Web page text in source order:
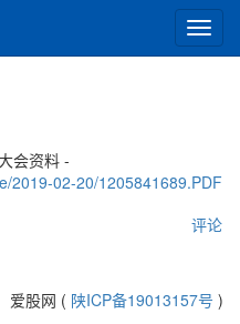
切
换
会资料 -
2019-02-20/1205841689.PDF
评论
爱股网 ( 陕ICP备19013157号 )